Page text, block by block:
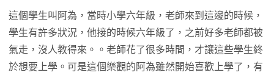
這個學生叫阿為，當時小學六年級，老師來到這邊的時候，
學生有許多狀況，他接的時候六年級了，之前好多老師都被
氣走，沒人教得來。。老師花了很多時間，才讓這些學生終
於想要上學。可是這個樂觀的阿為雖然開始喜歡上學了，有